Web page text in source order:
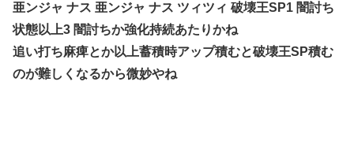
亜ンジャ ナス 亜ンジャ ナス ツィツィ 破壊王SP1 闇討ち
状態以上3 闇討ちか強化持続あたりかね
追い打ち麻痺とか以上蓄積時アップ積むと破壊王SP積む
のが難しくなるから微妙やね